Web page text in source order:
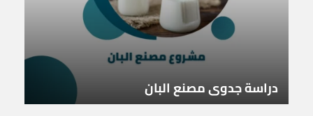
دراسة جدوى مصنع البان